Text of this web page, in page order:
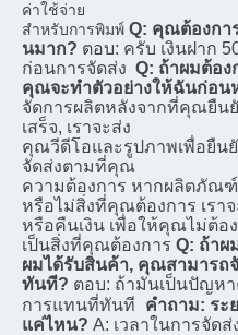
ค่าใช้จ่าย
สําหรับการพิมพ์ Q: คุณต้องกา
นมาก? ตอบ: ครับ เงินฝาก
ก่อนการจัดส่ง Q: ถ้าผมต้อ
คุณจะทําตัวอย่างให้ฉันก่อน
จัดการผลิตหลังจากที่คุณยืน
เสร็จ, เราจะส่ง
คุณวีดีโอและรูปภาพเพื่อยืน
จัดส่งตามที่คุณ
ความต้องการ หากผลิตภัณฑ์
หรือไม่สิ่งที่คุณต้องการ เรา
หรือคืนเงิน เพื่อให้คุณไม่ต้อ
เป็นสิ่งที่คุณต้องการ Q: ถ้า
ผมได้รับสินค้า, คุณสามาร
ทันที? ตอบ: ถ้ามันเป็นปัญห
การแทนที่ทันที
คําถาม: ระ
แค่ไหน? A: เวลาในการจัด